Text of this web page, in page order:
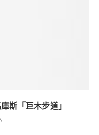
斯「巨木步道」